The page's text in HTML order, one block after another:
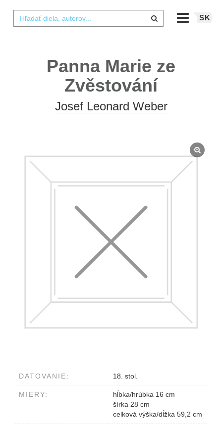
SK
Panna Marie ze
Zvěstování
Josef Leonard Weber
DATOVANIE: 18. stol.
MIERY:
hĺbka/hrúbka 16 cm
šírka 28 cm
celková výška/dĺžka 59,2 cm